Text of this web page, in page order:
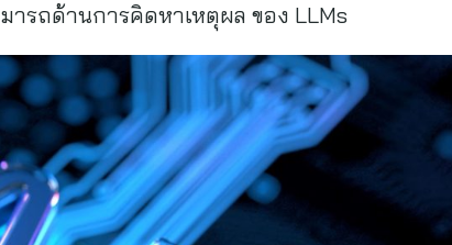
รถด้านการคิดหาเหตุผล ของ LLMs